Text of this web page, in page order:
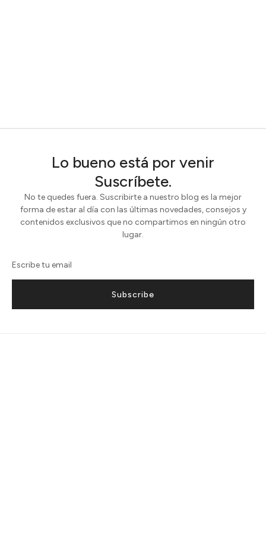
Lo bueno está por venir
Suscríbete.
No te quedes fuera. Suscribirte a nuestro blog es la mejor
forma de estar al día con las últimas novedades, consejos y
contenidos exclusivos que no compartimos en ningún otro
lugar.
Subscribe